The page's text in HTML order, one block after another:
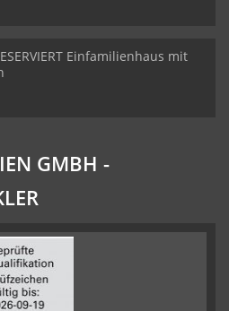
Einfamilienhaus mit
GMBH -